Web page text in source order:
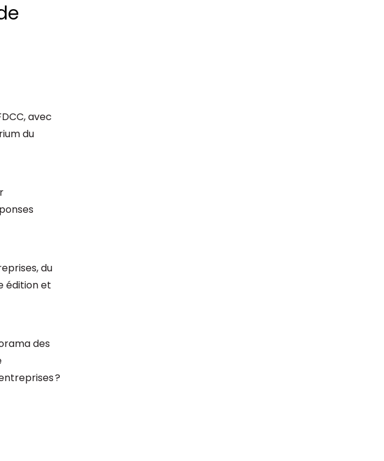
avec
du
du
éditionet
des
?